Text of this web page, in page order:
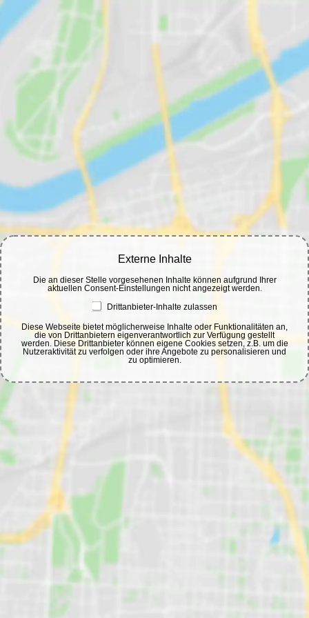
Externe Inhalte
Die an dieser Stelle vorgesehenen Inhalte können aufgrund Ihrer
aktuellen Consent-Einstellungen nicht angezeigt werden.
Drittanbieter-Inhalte zulassen
Diese Webseite bietet möglicherweise Inhalte oder Funktionalitäten an,
die von Drittanbietern eigenverantwortlich zur Verfügung gestellt
werden. Diese Drittanbieter können eigene Cookies setzen, z.B. um die
Nutzeraktivität zu verfolgen oder ihre Angebote zu personalisieren und
zu optimieren.